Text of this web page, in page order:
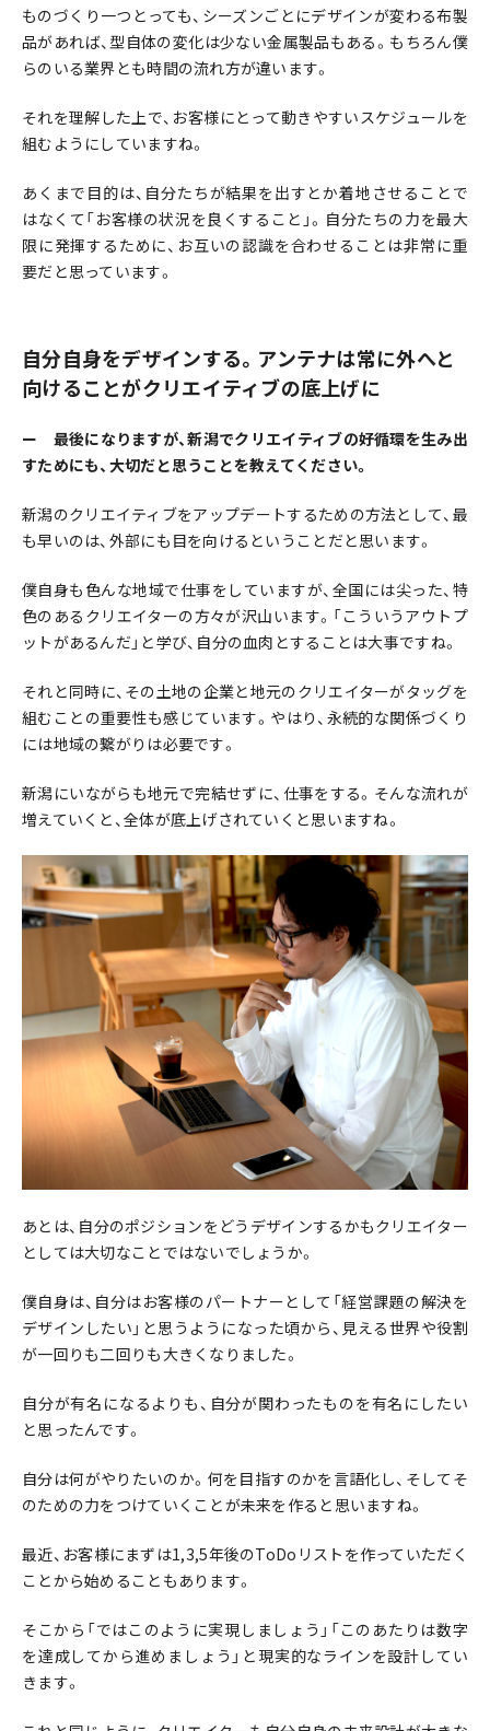
ものづくり一つとっても、シーズンごとにデザインが変わる布製
品があれば、型自体の変化は少ない金属製品もある。もちろん僕
らのいる業界とも時間の流れ方が違います。
それを理解した上で、お客様にとって動きやすいスケジュールを
組むようにしていますね。
あくまで目的は、自分たちが結果を出すとか着地させることで
はなくて「お客様の状況を良くすること」。自分たちの力を最大
限に発揮するために、お互いの認識を合わせることは非常に重
要だと思っています。
自分自身をデザインする。アンテナは常に外へと
向けることがクリエイティブの底上げに
ー 最後になりますが、新潟でクリエイティブの好循環を生み出
すためにも、大切だと思うことを教えてください。
新潟のクリエイティブをアップデートするための方法として、最
も早いのは、外部にも目を向けるということだと思います。
僕自身も色んな地域で仕事をしていますが、全国には尖った、特
色のあるクリエイターの方々が沢山います。「こういうアウトプ
ットがあるんだ」と学び、自分の血肉とすることは大事ですね。
それと同時に、その土地の企業と地元のクリエイターがタッグを
組むことの重要性も感じています。やはり、永続的な関係づくり
には地域の繋がりは必要です。
新潟にいながらも地元で完結せずに、仕事をする。そんな流れが
増えていくと、全体が底上げされていくと思いますね。
あとは、自分のポジションをどうデザインするかもクリエイター
としては大切なことではないでしょうか。
僕自身は、自分はお客様のパートナーとして「経営課題の解決を
デザインしたい」と思うようになった頃から、見える世界や役割
が一回りも二回りも大きくなりました。
自分が有名になるよりも、自分が関わったものを有名にしたい
と思ったんです。
自分は何がやりたいのか。何を目指すのかを言語化し、そしてそ
のための力をつけていくことが未来を作ると思いますね。
最近、お客様にまずは1,3,5年後のToDoリストを作っていただく
ことから始めることもあります。
そこから「ではこのように実現しましょう」「このあたりは数字
を達成してから進めましょう」と現実的なラインを設計してい
きます。